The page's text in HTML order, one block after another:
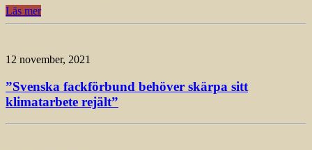
Läs mer
12 november, 2021
”Svenska fackförbund behöver skärpa sitt
klimatarbete rejält”